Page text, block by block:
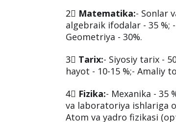
2⃣ Matematika:- Sonlar
algebraik ifodalar - 35 %;
Geometriya - 30%.
3⃣ Tarix:- Siyosiy tarix -
hayot - 10-15 %;- Amaliy
4⃣ Fizika:- Mexanika - 35
va laboratoriya ishlariga
Atom va yadro fizikasi